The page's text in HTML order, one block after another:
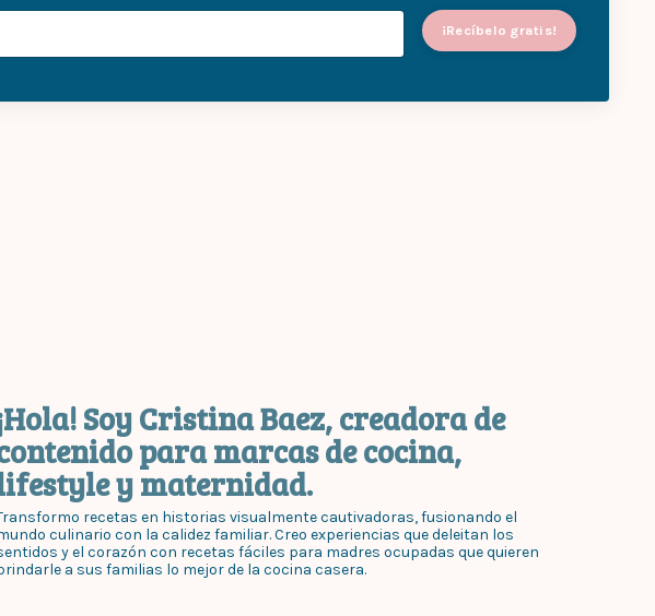
¡Recíbelo gratis!
Soy Cristina Baez, creadora de
para marcas de cocina,
y maternidad.
recetas en historias visualmente cautivadoras, fusionando el
culinario con la calidez familiar. Creo experiencias que deleitan los
y el corazón con recetas fáciles para madres ocupadas que quieren
a sus familias lo mejor de la cocina casera.